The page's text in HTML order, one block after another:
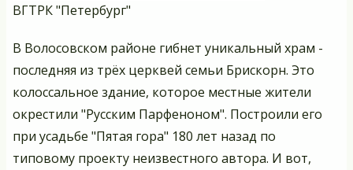
ВГТРК "Петербург"
В Волосовском районе гибнет уникальный храм -
последняя из трёх церквей семьи Брискорн. Это
колоссальное здание, которое местные жители
окрестили "Русским Парфеноном". Построили его
при усадьбе "Пятая гора" 180 лет назад по
типовому проекту неизвестного автора. И вот,